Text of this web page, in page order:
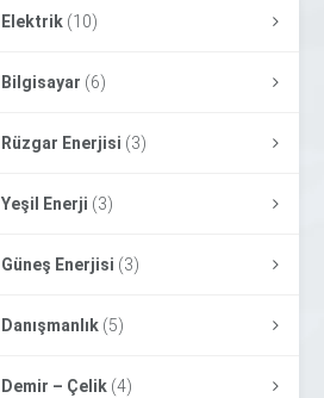
Elektrik (10)
Bilgisayar (6)
Rüzgar Enerjisi (3)
Yeşil Enerji (3)
Güneş Enerjisi (3)
Danışmanlık (5)
Demir – Çelik (4)